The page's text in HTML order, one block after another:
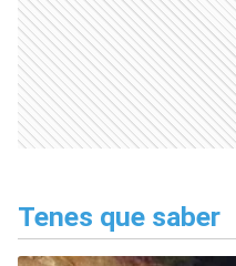
Tenes que saber